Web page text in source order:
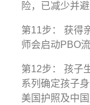
险，已减少并
第11步： 获得
师会启动PBO流
第12步： 孩子
系列确定孩子
美国护照及中